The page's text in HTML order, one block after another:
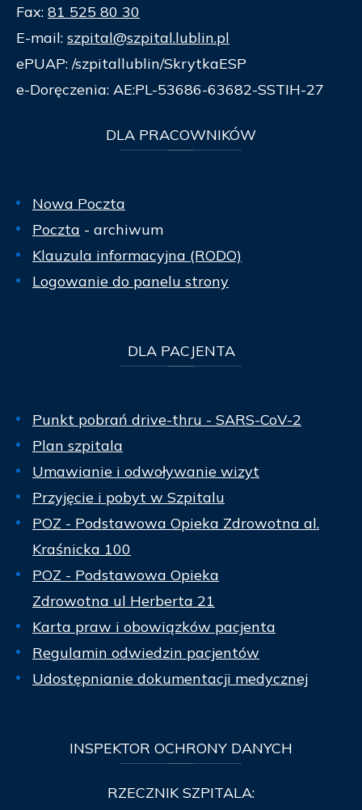
Fax: 81 525 80 30
E-mail: szpital@szpital.lublin.pl
ePUAP: /szpitallublin/SkrytkaESP
e-Doręczenia: AE:PL-53686-63682-SSTIH-27
DLA PRACOWNIKÓW
Nowa Poczta
Poczta - archiwum
Klauzula informacyjna (RODO)
Logowanie do panelu strony
DLAPACJENTA
Punkt pobrań drive-thru - SARS-CoV-2
Plan szpitala
Umawianie i odwoływanie wizyt
Przyjęcie i pobyt w Szpitalu
POZ - Podstawowa Opieka Zdrowotna al.
Kraśnicka 100
POZ - Podstawowa Opieka
Zdrowotna ul Herberta 21
Karta praw i obowiązków pacjenta
Regulamin odwiedzin pacjentów
Udostępnianie dokumentacji medycznej
INSPEKTOR OCHRONY DANYCH
RZECZNIK SZPITALA: